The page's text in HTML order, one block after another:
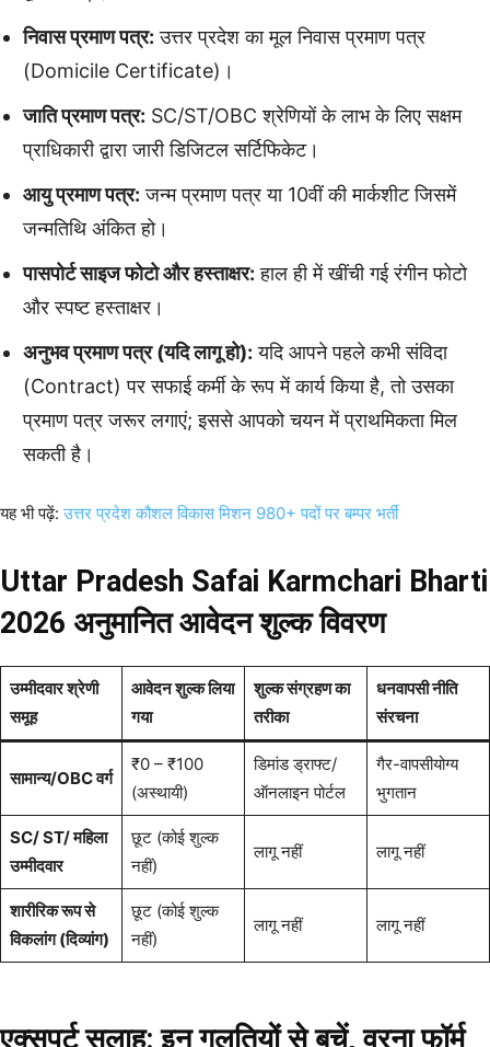
निवास प्रमाण पत्र: उत्तर प्रदेश का मूल निवास प्रमाण पत्र
(Domicile Certificate)।
जाति प्रमाण पत्र: SC/ST/OBC श्रेणियों के लाभ के लिए सक्षम
प्राधिकारी द्वारा जारी डिजिटल सर्टिफिकेट।
आयु प्रमाण पत्र: जन्म प्रमाण पत्र या 10वीं की मार्कशीट जिसमें
जन्मतिथि अंकित हो।
पासपोर्ट साइज फोटो और हस्ताक्षर: हाल ही में खींची गई रंगीन फोटो
और स्पष्ट हस्ताक्षर।
अनुभव प्रमाण पत्र (यदि लागू हो): यदि आपने पहले कभी संविदा
(Contract) पर सफाई कर्मी के रूप में कार्य किया है, तो उसका
प्रमाण पत्र जरूर लगाएं; इससे आपको चयन में प्राथमिकता मिल
सकती है।
यह भी पढ़ें:उत्तर प्रदेश कौशल विकास मिशन 980+ पदों पर बम्पर भर्ती
Uttar Pradesh Safai Karmchari Bharti
2026 अनुमानित आवेदन शुल्क विवरण
उम्मीदवार श्रेणी
समूह
आवेदन शुल्क लिया
गया
शुल्क संग्रहण का
तरीका
धनवापसी नीति
संरचना
सामान्य/OBC वर्ग
₹0 – ₹100
(अस्थायी)
डिमांड ड्राफ्ट/
ऑनलाइन पोर्टल
गैर-वापसीयोग्य
भुगतान
SC/ ST/ महिला
उम्मीदवार
छूट (कोई शुल्क
नहीं)
लागू नहीं लागू नहीं
शारीरिक रूप से
विकलांग (दिव्यांग)
छूट (कोई शुल्क
नहीं)
लागू नहीं लागू नहीं
एक्सपर्ट सलाह: इन गलतियों से बचें, वरना फॉर्म